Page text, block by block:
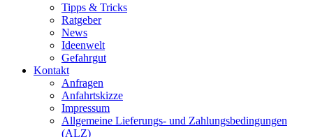
Tipps & Tricks
Ratgeber
News
Ideenwelt
Gefahrgut
Kontakt
Anfragen
Anfahrtskizze
Impressum
Allgemeine Lieferungs- und Zahlungsbedingungen
(ALZ)